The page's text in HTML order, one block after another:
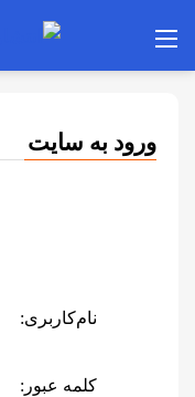
ورود به سایت
نام‌کاربری:
کلمه عبور: